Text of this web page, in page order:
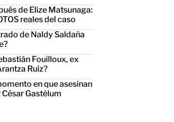
de Elize Matsunaga:
reales del caso
de Naldy Saldaña
Fouilloux, ex
Ruiz?
en que asesinan
Gastélum